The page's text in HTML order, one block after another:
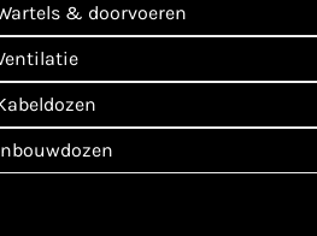
wartels & doorvoeren
ventilatie
kabeldozen
inbouwdozen